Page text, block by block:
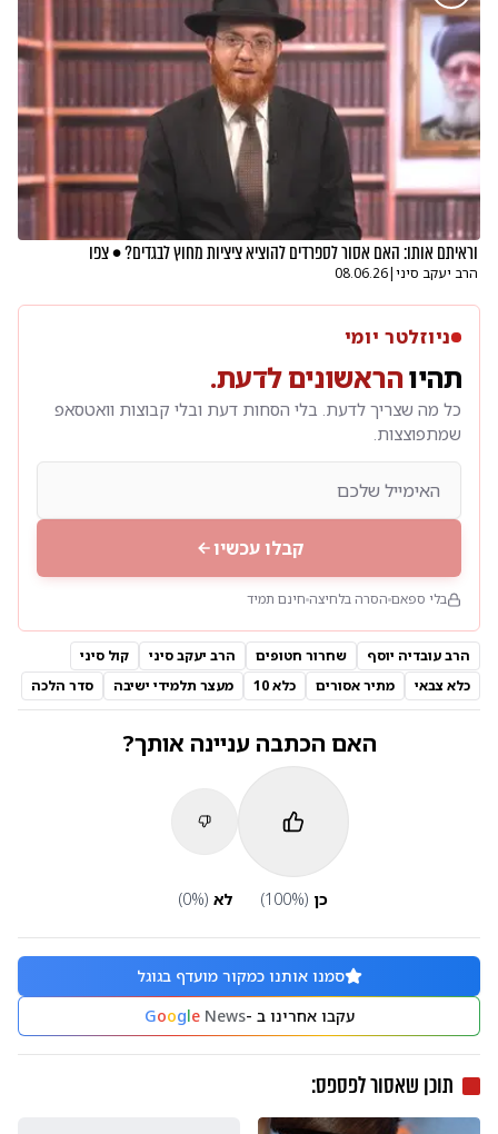
וראיתם אותו: האם אסור לספרדים להוציא ציציות מחוץ לבגדים? • צפו
הרב יעקב סיני|
08.06.26
ניוזלטר יומי
תהיוהראשונים לדעת.
כל מה שצריך לדעת. בלי הסחות דעת ובלי קבוצות וואטסאפ
שמתפוצצות.
קבלו עכשיו
בלי ספאם הסרה בלחיצה חינם תמיד
הרב עובדיה יוסף שחרור חטופים הרב יעקב סיני
קול סיני
כלא צבאי
מתיר אסורים כלא 10 מעצר תלמידי ישיבה סדר הלכה
האם הכתבה עניינה אותך?
כן (
100%) לא (
0%)
סמנו אותנו כמקור מועדף בגוגל
עקבו אחרינו ב -
GoogleNews
תוכן שאסור לפספס: